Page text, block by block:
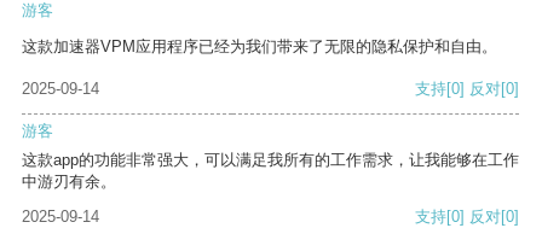
游客
这款加速器VPM应用程序已经为我们带来了无限的隐私保护和自由。
2025-09-14 支持[0] 反对[0]
游客
这款app的功能非常强大，可以满足我所有的工作需求，让我能够在工作
中游刃有余。
2025-09-14
支持[0] 反对[0]